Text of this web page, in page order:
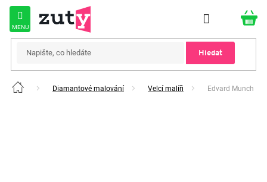
Přejít
obsah
Hledat
Domů Diamantové malování Velcí malíři Edvard Munch